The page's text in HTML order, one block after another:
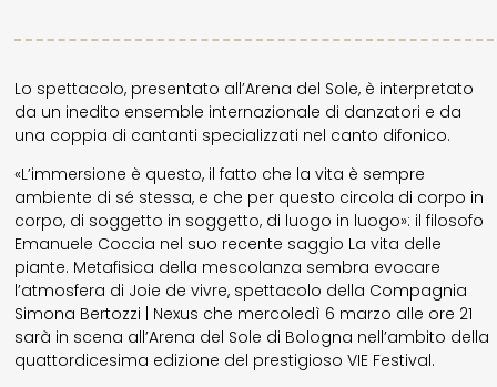
Lo spettacolo, presentato all’Arena del Sole, è interpretato
da un inedito ensemble internazionale di danzatori e da
una coppia di cantanti specializzati nel canto difonico.
«L’immersione è questo, il fatto che la vita è sempre
ambiente di sé stessa, e che per questo circola di corpo in
corpo, di soggetto in soggetto, di luogo in luogo»: il filosofo
Emanuele Coccia nel suo recente saggio La vita delle
piante. Metafisica della mescolanza sembra evocare
l’atmosfera di Joie de vivre, spettacolo della Compagnia
Simona Bertozzi | Nexus che mercoledì 6 marzo alle ore 21
sarà in scena all’Arena del Sole di Bologna nell’ambito della
quattordicesima edizione del prestigioso VIE Festival.